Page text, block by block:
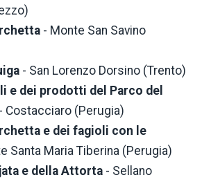
- Monte San Savino
- San Lorenzo Dorsino (Trento)
e dei prodotti del Parco del
- Costacciaro (Perugia)
e dei fagioli con le
Santa Maria Tiberina (Perugia)
e della Attorta - Sellano